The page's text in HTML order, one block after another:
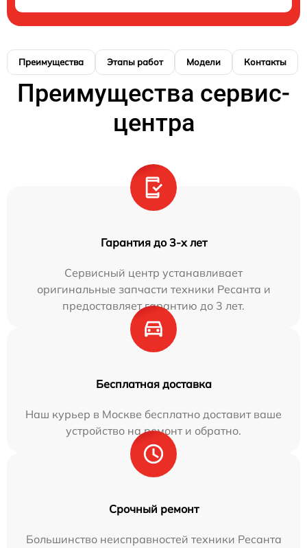
Преимущества Этапы работ Модели Контакты
Преимущества сервис-
центра
Гарантия до 3-х лет
Сервисный центр устанавливает
оригинальные запчасти техники Ресанта и
предоставляет гарантию до 3 лет.
Бесплатная доставка
Наш курьер в Москве бесплатно доставит ваше
устройство на ремонт и обратно.
Срочный ремонт
Большинство неисправностей техники Ресанта